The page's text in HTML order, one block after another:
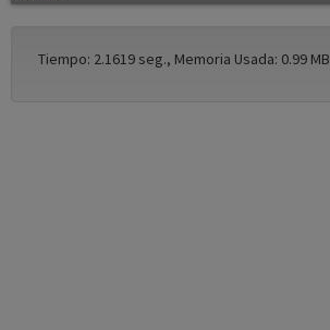
Tiempo: 2.1619 seg., Memoria Usada: 0.99 MB